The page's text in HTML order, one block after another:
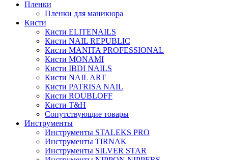
Пленки
Пленки для маникюра
Кисти
Кисти ELITENAILS
Кисти NAIL REPUBLIC
Кисти MANITA PROFESSIONAL
Кисти MONAMI
Кисти IBDI NAILS
Кисти NAIL ART
Кисти PATRISA NAIL
Кисти ROUBLOFF
Кисти T&H
Сопутствующие товары
Инструменты
Инструменты STALEKS PRO
Инструменты TIRNAK
Инструменты SILVER STAR